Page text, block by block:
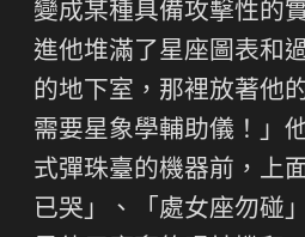
變成某種具備攻擊性的
進他堆滿了星座圖表和
的地下室，那裡放著他
需要星象學輔助儀！」
式彈珠臺的機器前，上
已哭」、「處女座勿碰